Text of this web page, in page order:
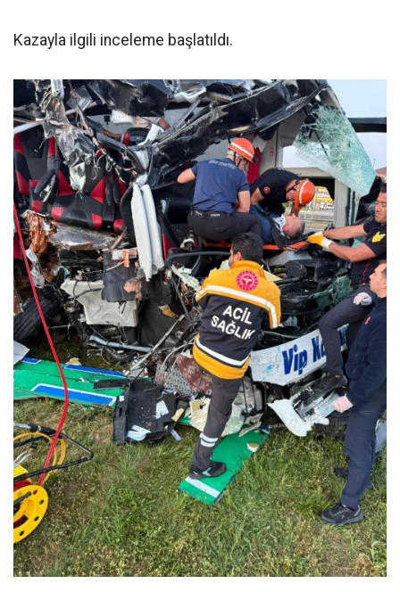
Kazayla ilgili inceleme başlatıldı.